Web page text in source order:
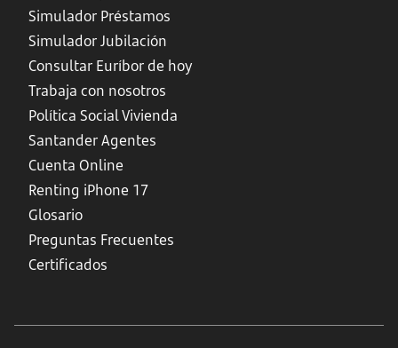
Simulador Préstamos
Simulador Jubilación
Consultar Euríbor de hoy
Trabaja con nosotros
Política Social Vivienda
Santander Agentes
Cuenta Online
Renting iPhone 17
Glosario
Preguntas Frecuentes
Certificados